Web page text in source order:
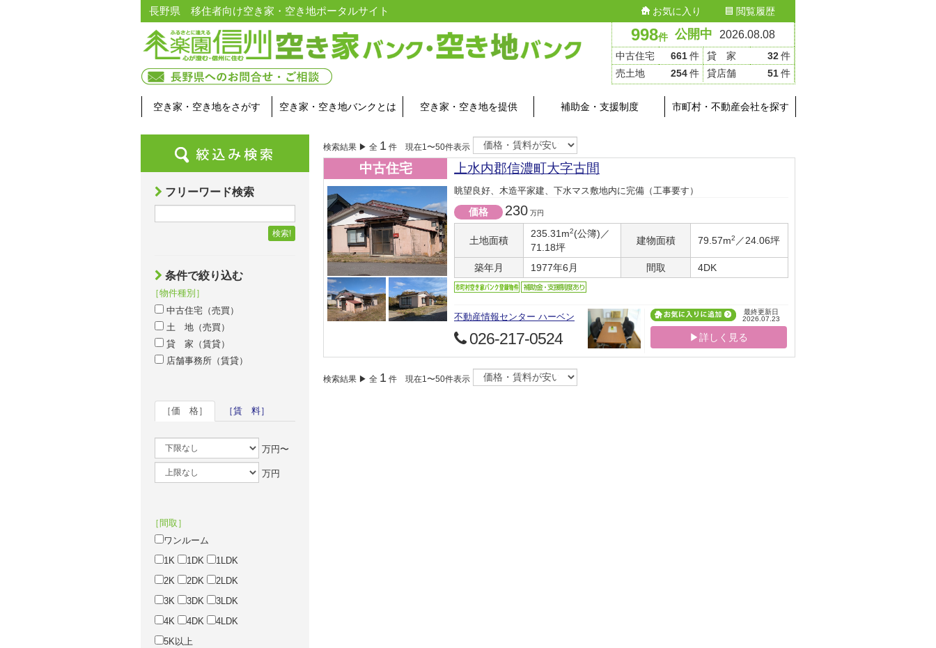
998件 公開中 2026.08.08
中古住宅 661件 貸 家 32件
売土地
254件 貸店舗 51件
長野県 移住者向け空き家・空き地ポータルサイト お気に入り 閲覧履歴
空き家・空き地をさがす 空き家・空き地バンクとは 空き家・空き地を提供 補助金・支援制度 市町村・不動産会社を探す
フリーワード検索
検索!
条件で絞り込む
［物件種別］
中古住宅（売買）
土 地（売買）
貸 家（賃貸）
店舗事務所（賃貸）
［価 格］ ［賃 料］
万円〜
万円
［間取］
ワンルーム
1K
1DK
1LDK
2K
2DK
2LDK
3K
3DK
3LDK
4K
4DK
4LDK
5K以上
検索結果 ▶ 全 1 件 現在1〜50件表示
中古住宅 上水内郡信濃町大字古間
眺望良好、木造平家建、下水マス敷地内に完備（工事要す）
価格 230 万円
土地面積
235.31m2(公簿)／
71.18坪
建物面積 79.57m2 ／24.06坪
築年月 1977年6月 間取 4DK
不動産情報センター ハーベン
026-217-0524
最終更新日
2026.07.23
▶詳しく見る
検索結果 ▶ 全 1 件 現在1〜50件表示